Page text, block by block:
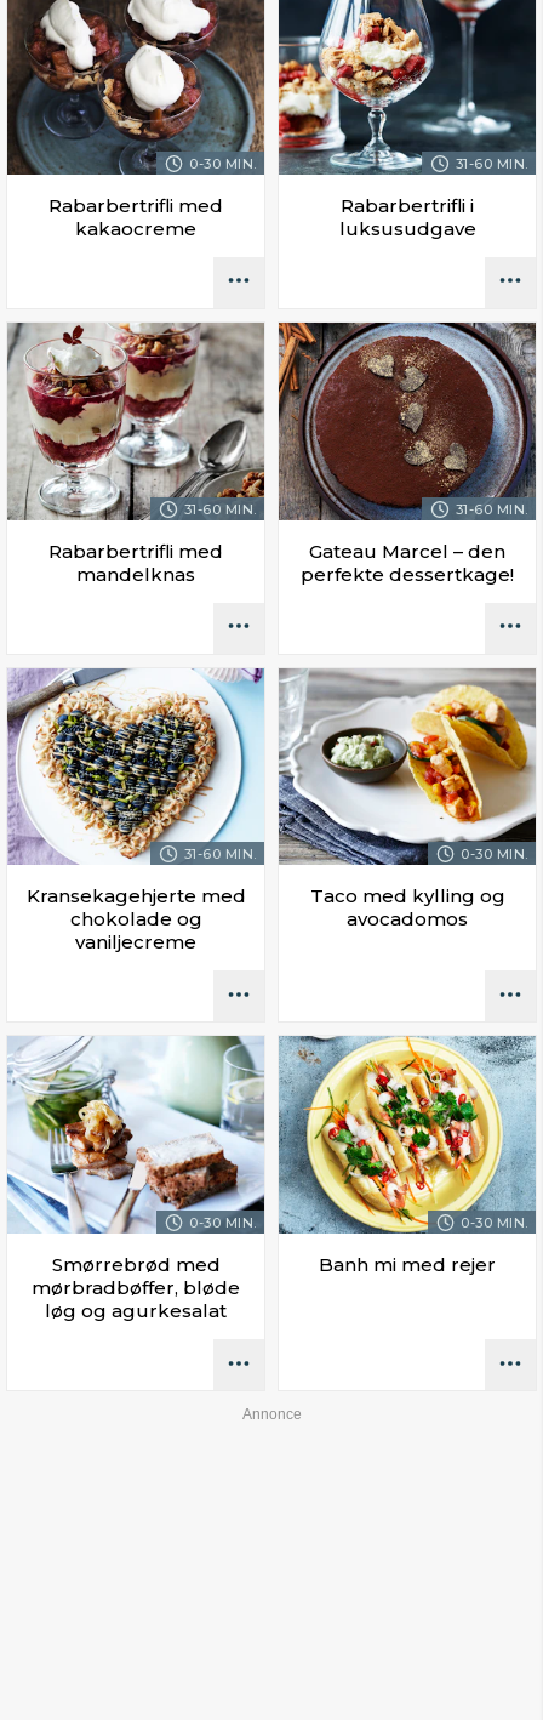
0-30 MIN.
Rabarbertrifli med
kakaocreme
31-60 MIN.
Rabarbertrifli i
luksusudgave
31-60 MIN.
Rabarbertrifli med
mandelknas
31-60 MIN.
Gateau Marcel – den
perfekte dessertkage!
31-60 MIN.
Kransekagehjerte med
chokolade og
vaniljecreme
0-30 MIN.
Taco med kylling og
avocadomos
0-30 MIN.
Smørrebrød med
mørbradbøffer, bløde
løg og agurkesalat
0-30 MIN.
Banh mi med rejer